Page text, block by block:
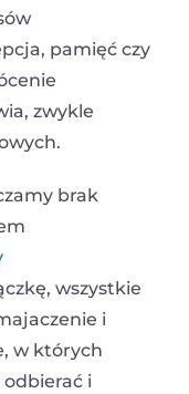
pamięć czy
zwykle
brak
wszystkie
i
w których
odbierać i